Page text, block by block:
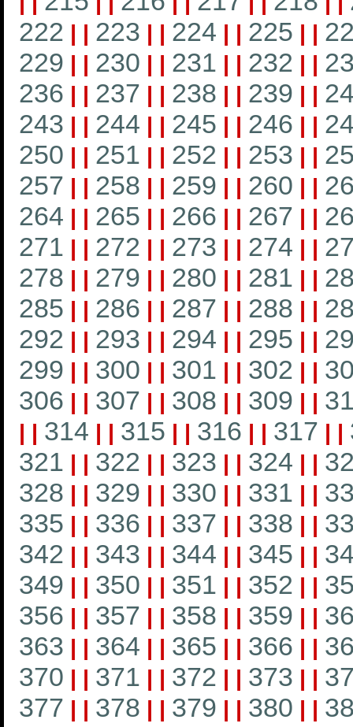
222 | | 223 | | 224 | | 225 | |
229 | | 230 | | 231 | | 232 | |
236 | | 237 | | 238 | | 239 | |
243 | | 244 | | 245 | | 246 | |
250 | | 251 | | 252 | | 253 | |
257 | | 258 | | 259 | | 260 | |
264 | | 265 | | 266 | | 267 | |
271 | | 272 | | 273 | | 274 | |
278 | | 279 | | 280 | | 281 | |
285 | | 286 | | 287 | | 288 | |
292 | | 293 | | 294 | | 295 | |
299 | | 300 | | 301 | | 302 | |
306 | | 307 | | 308 | | 309 | |
| | 314 | | 315 | | 316 | | 317 | |
321 | | 322 | | 323 | | 324 | |
328 | | 329 | | 330 | | 331 | |
335 | | 336 | | 337 | | 338 | |
342 | | 343 | | 344 | | 345 | |
349 | | 350 | | 351 | | 352 | |
356 | | 357 | | 358 | | 359 | |
363 | | 364 | | 365 | | 366 | |
370 | | 371 | | 372 | | 373 | |
377 | | 378 | | 379 | | 380 | |